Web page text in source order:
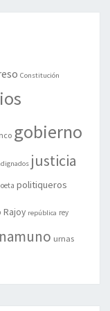
Constitución
gobierno
justicia
politiqueros
Rajoy república rey
urnas